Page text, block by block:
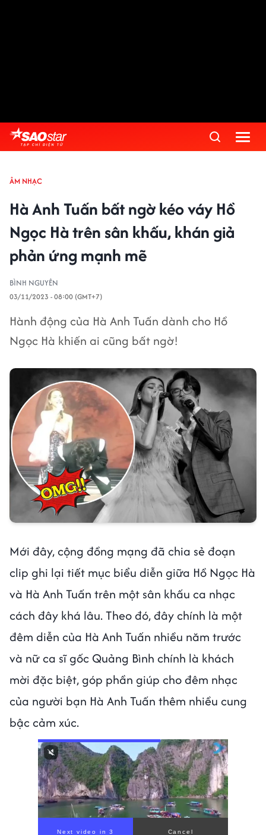
ÂM NHẠC
Hà Anh Tuấn bất ngờ kéo váy Hồ
Ngọc Hà trên sân khấu, khán giả
phản ứng mạnh mẽ
BÌNH NGUYÊN
03/11/2023 - 08:00 (GMT+7)
Hành động của Hà Anh Tuấn dành cho Hồ
Ngọc Hà khiến ai cũng bất ngờ!
Mới đây, cộng đồng mạng đã chia sẻ đoạn
clip ghi lại tiết mục biểu diễn giữa Hồ Ngọc Hà
và Hà Anh Tuấn trên một sân khấu ca nhạc
cách đây khá lâu. Theo đó, đây chính là một
đêm diễn của Hà Anh Tuấn nhiều năm trước
và nữ ca sĩ gốc Quảng Bình chính là khách
mời đặc biệt, góp phần giúp cho đêm nhạc
của người bạn Hà Anh Tuấn thêm nhiều cung
bậc cảm xúc.